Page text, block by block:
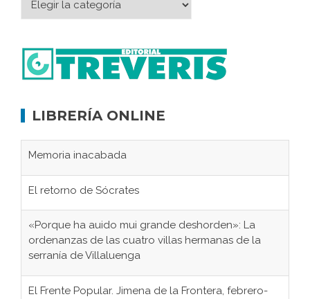
LIBRERÍA ONLINE
Memoria inacabada
El retorno de Sócrates
«Porque ha auido mui grande deshorden»: La
ordenanzas de las cuatro villas hermanas de la
serranía de Villaluenga
El Frente Popular. Jimena de la Frontera, febrero-